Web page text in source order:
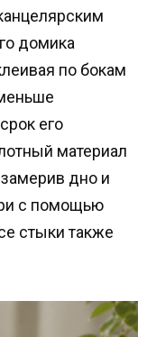
домика
по бокам
его
материал
дно и
с помощью
стыки также